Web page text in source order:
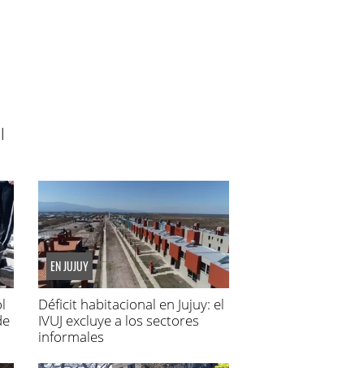
EN JUJUY
Déficit habitacional en Jujuy: el
IVUJ excluye a los sectores
informales